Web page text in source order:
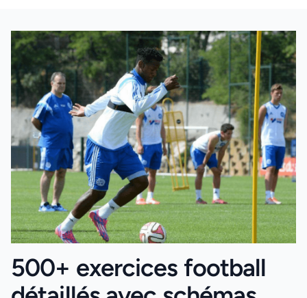
500+ exercices football